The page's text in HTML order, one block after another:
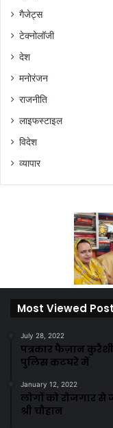
गैजेट्स
टेक्नोलॉजी
देश
मनोरंजन
राजनीति
लाइफस्टाइल
विदेश
व्यापार
Most Viewed
July 28, 2022
पत्रकार फैज़ान
पुलिस कटघरे में
January 12, 2022
लोगों को रोजगार से
श्री चौहान